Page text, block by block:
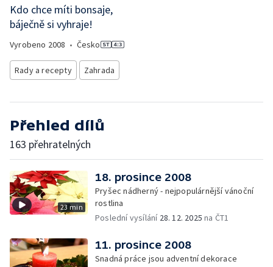
Kdo chce míti bonsaje,
báječně si vyhraje!
Vyrobeno 2008 • Česko
Rady a recepty Zahrada
Přehled dílů
163 přehratelných
23 min
18. prosince 2008
Pryšec nádherný - nejpopulárnější vánoční
rostlina
Poslední vysílání 28. 12. 2025 na ČT1
11. prosince 2008
Snadná práce jsou adventní dekorace